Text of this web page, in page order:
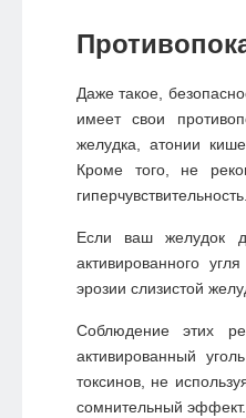
Даже такое,
имеет свои
желудка, атонии
Кроме того, не
гиперчувствительность.
Если ваш желудок
активированного
эрозии слизистой
Соблюдение этих
активированный
токсинов, не
сомнительный эффект.